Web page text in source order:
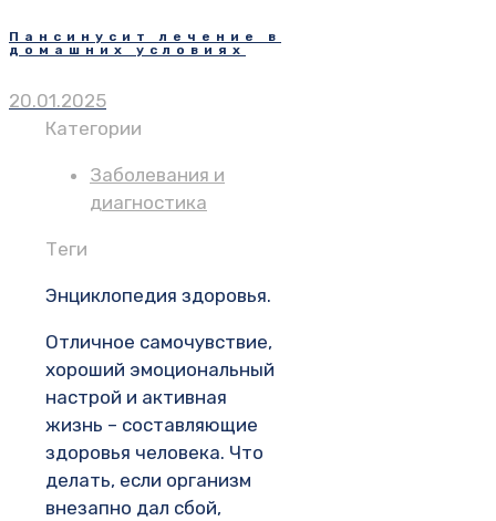
Пансинусит лечение в
домашних условиях
20.01.2025
Категории
Заболевания и
диагностика
Теги
Энциклопедия здоровья.
Отличное самочувствие,
хороший эмоциональный
настрой и активная
жизнь – составляющие
здоровья человека. Что
делать, если организм
внезапно дал сбой,